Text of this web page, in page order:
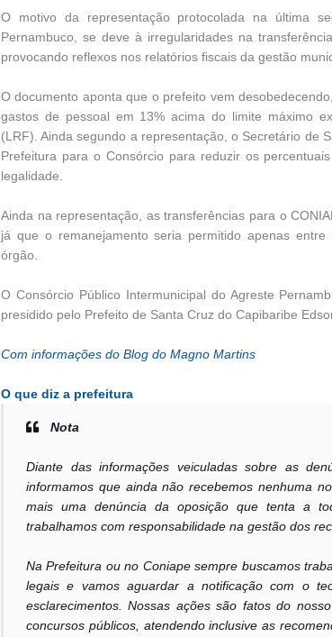
O motivo da representação protocolada na última
Pernambuco, se deve à irregularidades na
provocando reflexos nos relatórios fiscais da gestão
O documento aponta que o prefeito vem
gastos de pessoal em 13% acima do limite máximo
(LRF). Ainda segundo a representação, o Secretário de
Prefeitura para o Consórcio para reduzir os
legalidade.
Ainda na representação, as transferências para o
já que o remanejamento seria permitido apenas
órgão.
O Consórcio Público Intermunicipal do Agreste
presidido pelo Prefeito de Santa Cruz do Capibaribe
Com informações do Blog do Magno Martins
O que diz a prefeitura
Nota
Diante das informações veiculadas sobre as
informamos que ainda não recebemos nenhuma
mais uma denúncia da oposição que tenta a
trabalhamos com responsabilidade na gestão dos
Na Prefeitura ou no Coniape sempre buscamos
legais e vamos aguardar a notificação com o
esclarecimentos. Nossas ações são fatos do
concursos públicos, atendendo inclusive as